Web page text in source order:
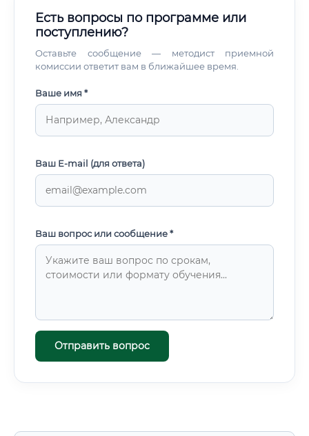
Есть вопросы по программе или
поступлению?
Оставьте сообщение — методист приемной
комиссии ответит вам в ближайшее время.
Ваше имя *
Ваш E-mail (для ответа)
Ваш вопрос или сообщение *
Отправить вопрос